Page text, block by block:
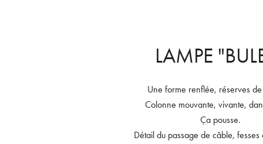
LAMPE
Une forme renflée, réserves
Colonne mouvante, vivante,
Ça pousse.
Détail du passage de câble, fesses